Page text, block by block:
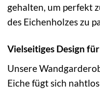
gehalten, um perfekt
des Eichenholzes zu
Vielseitiges Design
Unsere
Eiche fügt sich